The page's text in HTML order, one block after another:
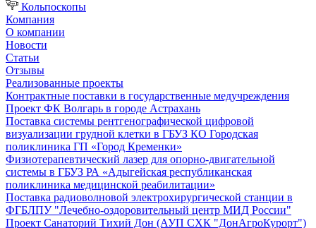
Кольпоскопы
Компания
О компании
Новости
Статьи
Отзывы
Реализованные проекты
Контрактные поставки в государственные медучреждения
Проект ФК Волгарь в городе Астрахань
Поставка системы рентгенографической цифровой
визуализации грудной клетки в ГБУЗ КО Городская
поликлиника ГП «Город Кременки»
Физиотерапевтический лазер для опорно-двигательной
системы в ГБУЗ РА «Адыгейская республиканская
поликлиника медицинской реабилитации»
Поставка радиоволновой электрохирургической станции в
ФГБЛПУ "Лечебно-оздоровительный центр МИД России"
Проект Санаторий Тихий Дон (АУП СХК "ДонАгроКурорт")